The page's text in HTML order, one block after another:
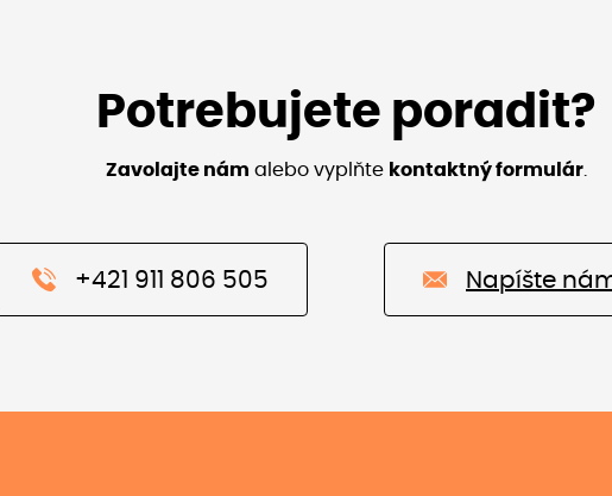
Potrebujete poradit?
Zavolajte nám alebo vyplňte kontaktný formulár.
+421 911 806 505 Napíšte